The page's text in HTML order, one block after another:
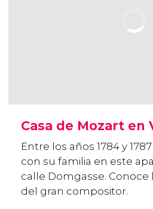
Casa de Mozart en
Entre los años 1784 y
con su familia en este
calle Domgasse. Conoce
del gran compositor.